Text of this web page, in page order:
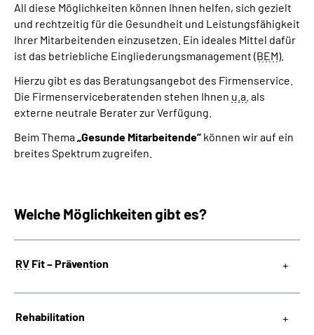
All diese Möglichkeiten können Ihnen helfen, sich gezielt
und rechtzeitig für die Gesundheit und Leistungsfähigkeit
Ihrer Mitarbeitenden einzusetzen. Ein ideales Mittel dafür
ist das betriebliche Eingliederungsmanagement (BEM).
Hierzu gibt es das Beratungsangebot des Firmenservice.
Die Firmenserviceberatenden stehen Ihnen u.a. als
externe neutrale Berater zur Verfügung.
Beim Thema„Gesunde Mitarbeitende“ können wir auf ein
breites Spektrum zugreifen.
Welche Möglichkeiten gibt es?
RV Fit – Prävention
Rehabilitation